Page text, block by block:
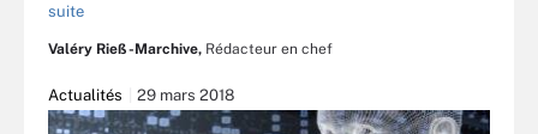
suite
Valéry Rieß-Marchive, Rédacteur en chef
Actualités 29 mars 2018